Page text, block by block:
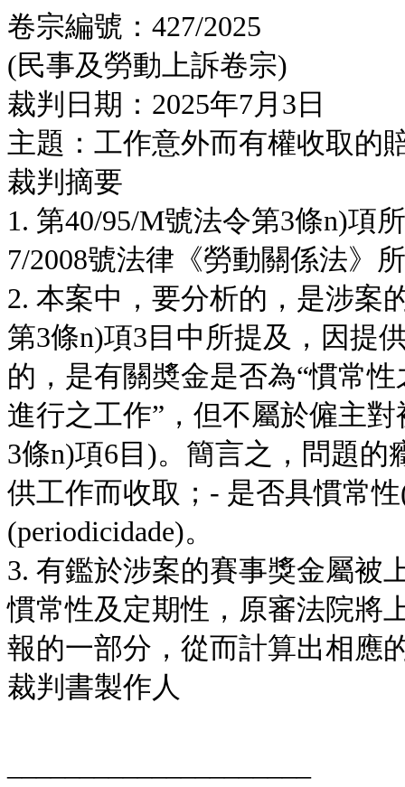
卷宗編號：427/2025
(民事及勞動上訴卷宗)
裁判日期：2025年7月3日
主題：工作意外而有權收取的
裁判摘要
1. 第40/95/M號法令第3條n)項
7/2008號法律《勞動關係法》
2. 本案中，要分析的，是涉案
第3條n)項3目中所提及，因提
的，是有關奬金是否為“慣常
進行之工作”，但不屬於僱主
3條n)項6目)。簡言之，問題
供工作而收取；- 是否具慣常
(periodicidade)。
3. 有鑑於涉案的賽事獎金屬被
慣常性及定期性，原審法院將
報的一部分，從而計算出相應
裁判書製作人